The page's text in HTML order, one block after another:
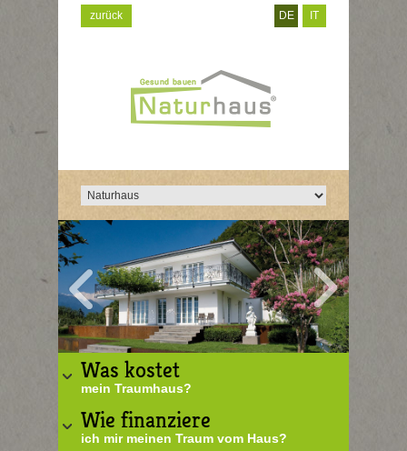
zurück DE IT
Was kostet
mein Traumhaus?
Wie finanziere
ich mir meinen Traum vom Haus?